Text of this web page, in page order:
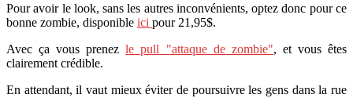
Pour avoir le look, sans les autres inconvénients, optez donc pour ce
bonne zombie, disponible ici pour 21,95$.
Avec ça vous prenezle pull "attaque de zombie", et vous êtes
clairement crédible.
En attendant, il vaut mieux éviter de poursuivre les gens dans la rue